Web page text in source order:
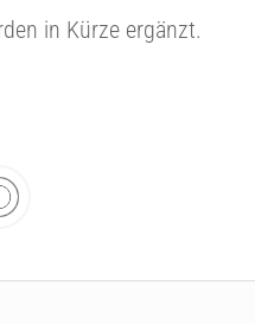
in Kürze ergänzt.